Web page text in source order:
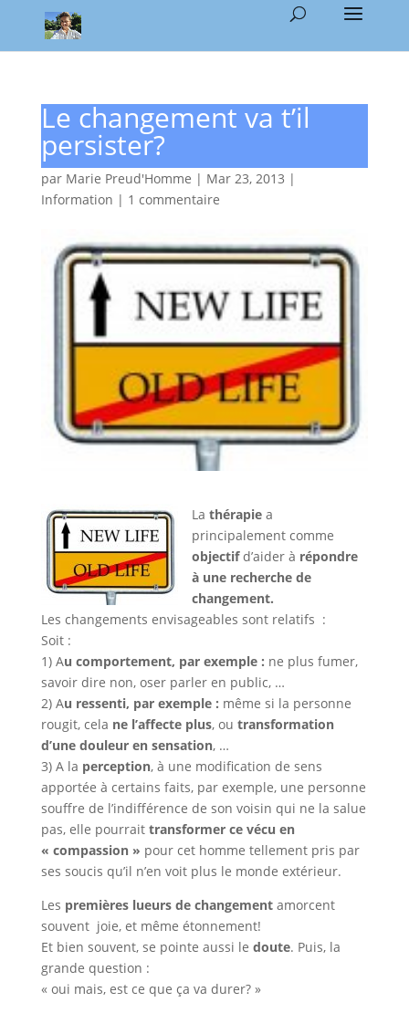
Le changement va t’il
persister?
par Marie Preud'Homme | Mar 23, 2013 |
Information | 1 commentaire
La thérapiea
principalement comme
objectifd’aider à répondre
à une recherche de
changement.
Les changements envisageables sont relatifs :
Soit :
1) Au comportement, par exemple : ne plus fumer,
savoir dire non, oser parler en public, …
2) Au ressenti, par exemple : même si la personne
rougit, cela ne l’affecte plus, ou transformation
d’une douleur en sensation, …
3) A la perception, à une modification de sens
apportée à certains faits, par exemple, une personne
souffre de l’indifférence de son voisin qui ne la salue
pas, elle pourrait transformer ce vécu en
« compassion » pour cet homme tellement pris par
ses soucis qu’il n’en voit plus le monde extérieur.
Les premières lueurs de changementamorcent
souvent joie, et même étonnement!
Et bien souvent, se pointe aussi le doute. Puis, la
grande question :
« oui mais, est ce que ça va durer? »